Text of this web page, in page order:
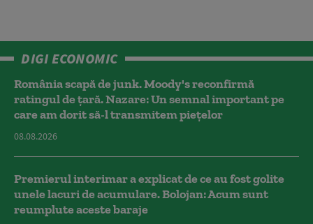
DIGI ECONOMIC
România scapă de junk. Moody's reconfirmă
ratingul de țară. Nazare: Un semnal important pe
care am dorit să-l transmitem piețelor
08.08.2026
Premierul interimar a explicat de ce au fost golite
unele lacuri de acumulare. Bolojan: Acum sunt
reumplute aceste baraje